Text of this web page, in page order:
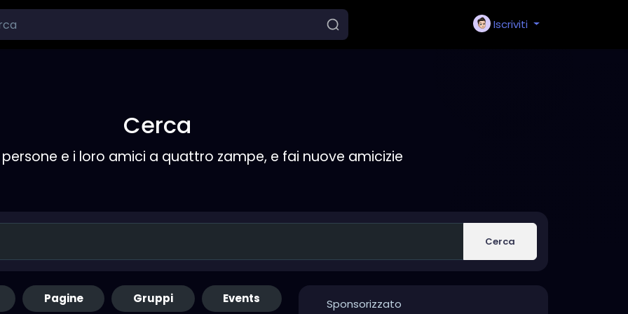
Iscriviti
Cerca
e i loro amici a quattro zampe, e fai nuove amicizie
Cerca
Pagine Gruppi Events Sponsorizzato